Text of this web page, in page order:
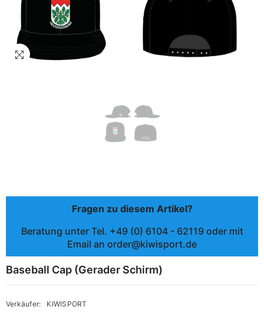
Fragen zu diesem Artikel?
Beratung unter Tel. +49 (0) 6104 - 62119 oder mit
Email an order@kiwisport.de
Baseball Cap (Gerader Schirm)
Verkäufer:
KIWISPORT